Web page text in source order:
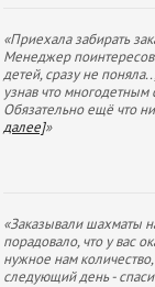
«Приехала забирать
Менеджер
детей, сразу не
узнав что многодетным
Обязательно ещё что
далее]»
«Заказывали шахматы
порадовало, что у вас
нужное нам
следующий день -